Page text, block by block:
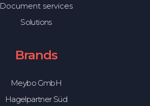
Document services
Solutions
Brands
Meybo GmbH
Hagelpartner Süd